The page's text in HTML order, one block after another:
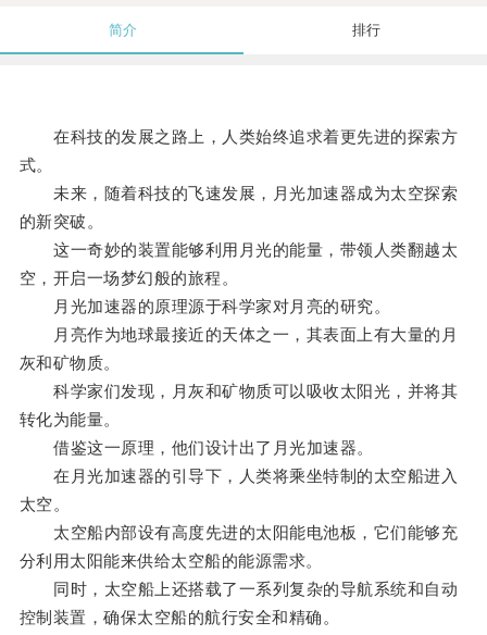
简介 排行
在科技的发展之路上，人类始终追求着更先进的探索方
式。
未来，随着科技的飞速发展，月光加速器成为太空探索
的新突破。
这一奇妙的装置能够利用月光的能量，带领人类翻越太
空，开启一场梦幻般的旅程。
月光加速器的原理源于科学家对月亮的研究。
月亮作为地球最接近的天体之一，其表面上有大量的月
灰和矿物质。
科学家们发现，月灰和矿物质可以吸收太阳光，并将其
转化为能量。
借鉴这一原理，他们设计出了月光加速器。
在月光加速器的引导下，人类将乘坐特制的太空船进入
太空。
太空船内部设有高度先进的太阳能电池板，它们能够充
分利用太阳能来供给太空船的能源需求。
同时，太空船上还搭载了一系列复杂的导航系统和自动
控制装置，确保太空船的航行安全和精确。